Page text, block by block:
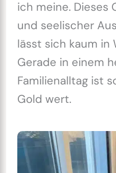
ich meine. Dieses
und seelischer
lässt sich kaum in
Gerade in einem
Familienalltag ist
Gold wert.